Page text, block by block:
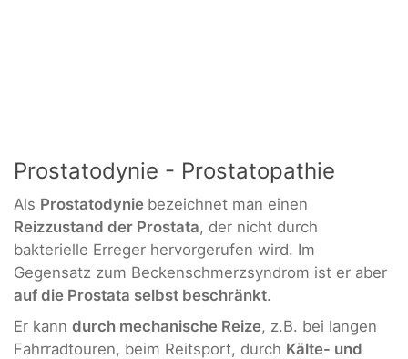
Prostatodynie - Prostatopathie
Als Prostatodynie bezeichnet man einen
Reizzustand der Prostata, der nicht durch
bakterielle Erreger hervorgerufen wird. Im
Gegensatz zum Beckenschmerzsyndrom ist er aber
auf die Prostata selbst beschränkt.
Er kann durch mechanische Reize, z.B. bei langen
Fahrradtouren, beim Reitsport, durch Kälte- und